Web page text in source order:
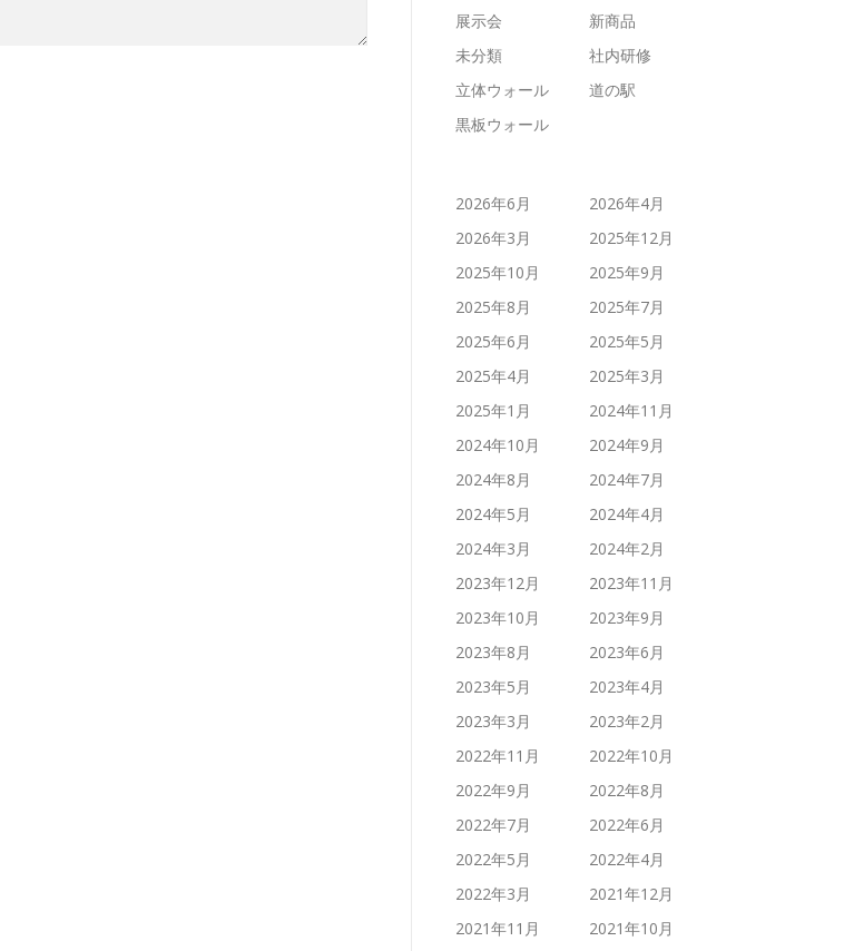
展示会
新商品
未分類
社内研修
立体ウォール
道の駅
黒板ウォール
2026年6月
2026年4月
2026年3月
2025年12月
2025年10月
2025年9月
2025年8月
2025年7月
2025年6月
2025年5月
2025年4月
2025年3月
2025年1月
2024年11月
2024年10月
2024年9月
2024年8月
2024年7月
2024年5月
2024年4月
2024年3月
2024年2月
2023年12月
2023年11月
2023年10月
2023年9月
2023年8月
2023年6月
2023年5月
2023年4月
2023年3月
2023年2月
2022年11月
2022年10月
2022年9月
2022年8月
2022年7月
2022年6月
2022年5月
2022年4月
2022年3月
2021年12月
2021年11月
2021年10月